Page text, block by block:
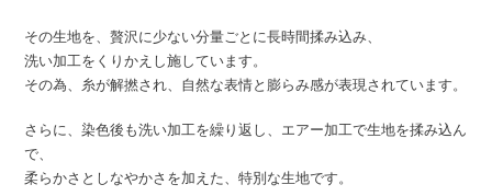
その生地を、贅沢に少ない分量ごとに長時間揉み込み、
洗い加工をくりかえし施しています。
その為、糸が解撚され、自然な表情と膨らみ感が表現されています。
さらに、染色後も洗い加工を繰り返し、エアー加工で生地を揉み込ん
で、
柔らかさとしなやかさを加えた、特別な生地です。